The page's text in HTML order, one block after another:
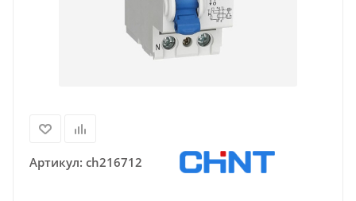
Артикул: ch216712